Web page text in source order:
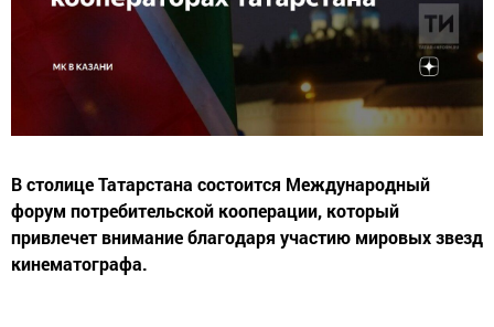
В столице Татарстана состоится Международный
форум потребительской кооперации, который
привлечет внимание благодаря участию мировых звезд
кинематографа.